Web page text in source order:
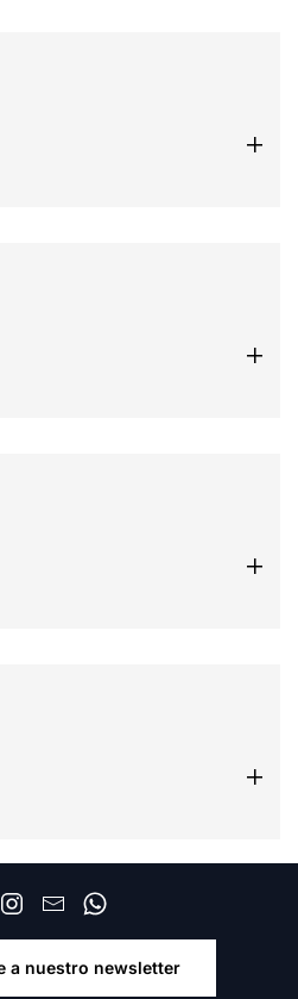
a nuestro newsletter